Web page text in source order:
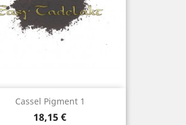
Cassel Pigment 1
Preis
18,15 €